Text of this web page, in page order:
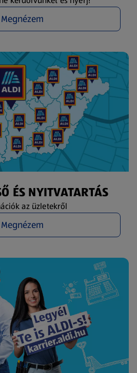
Megnézem
ÉS NYITVATARTÁS
az üzletekről
Megnézem